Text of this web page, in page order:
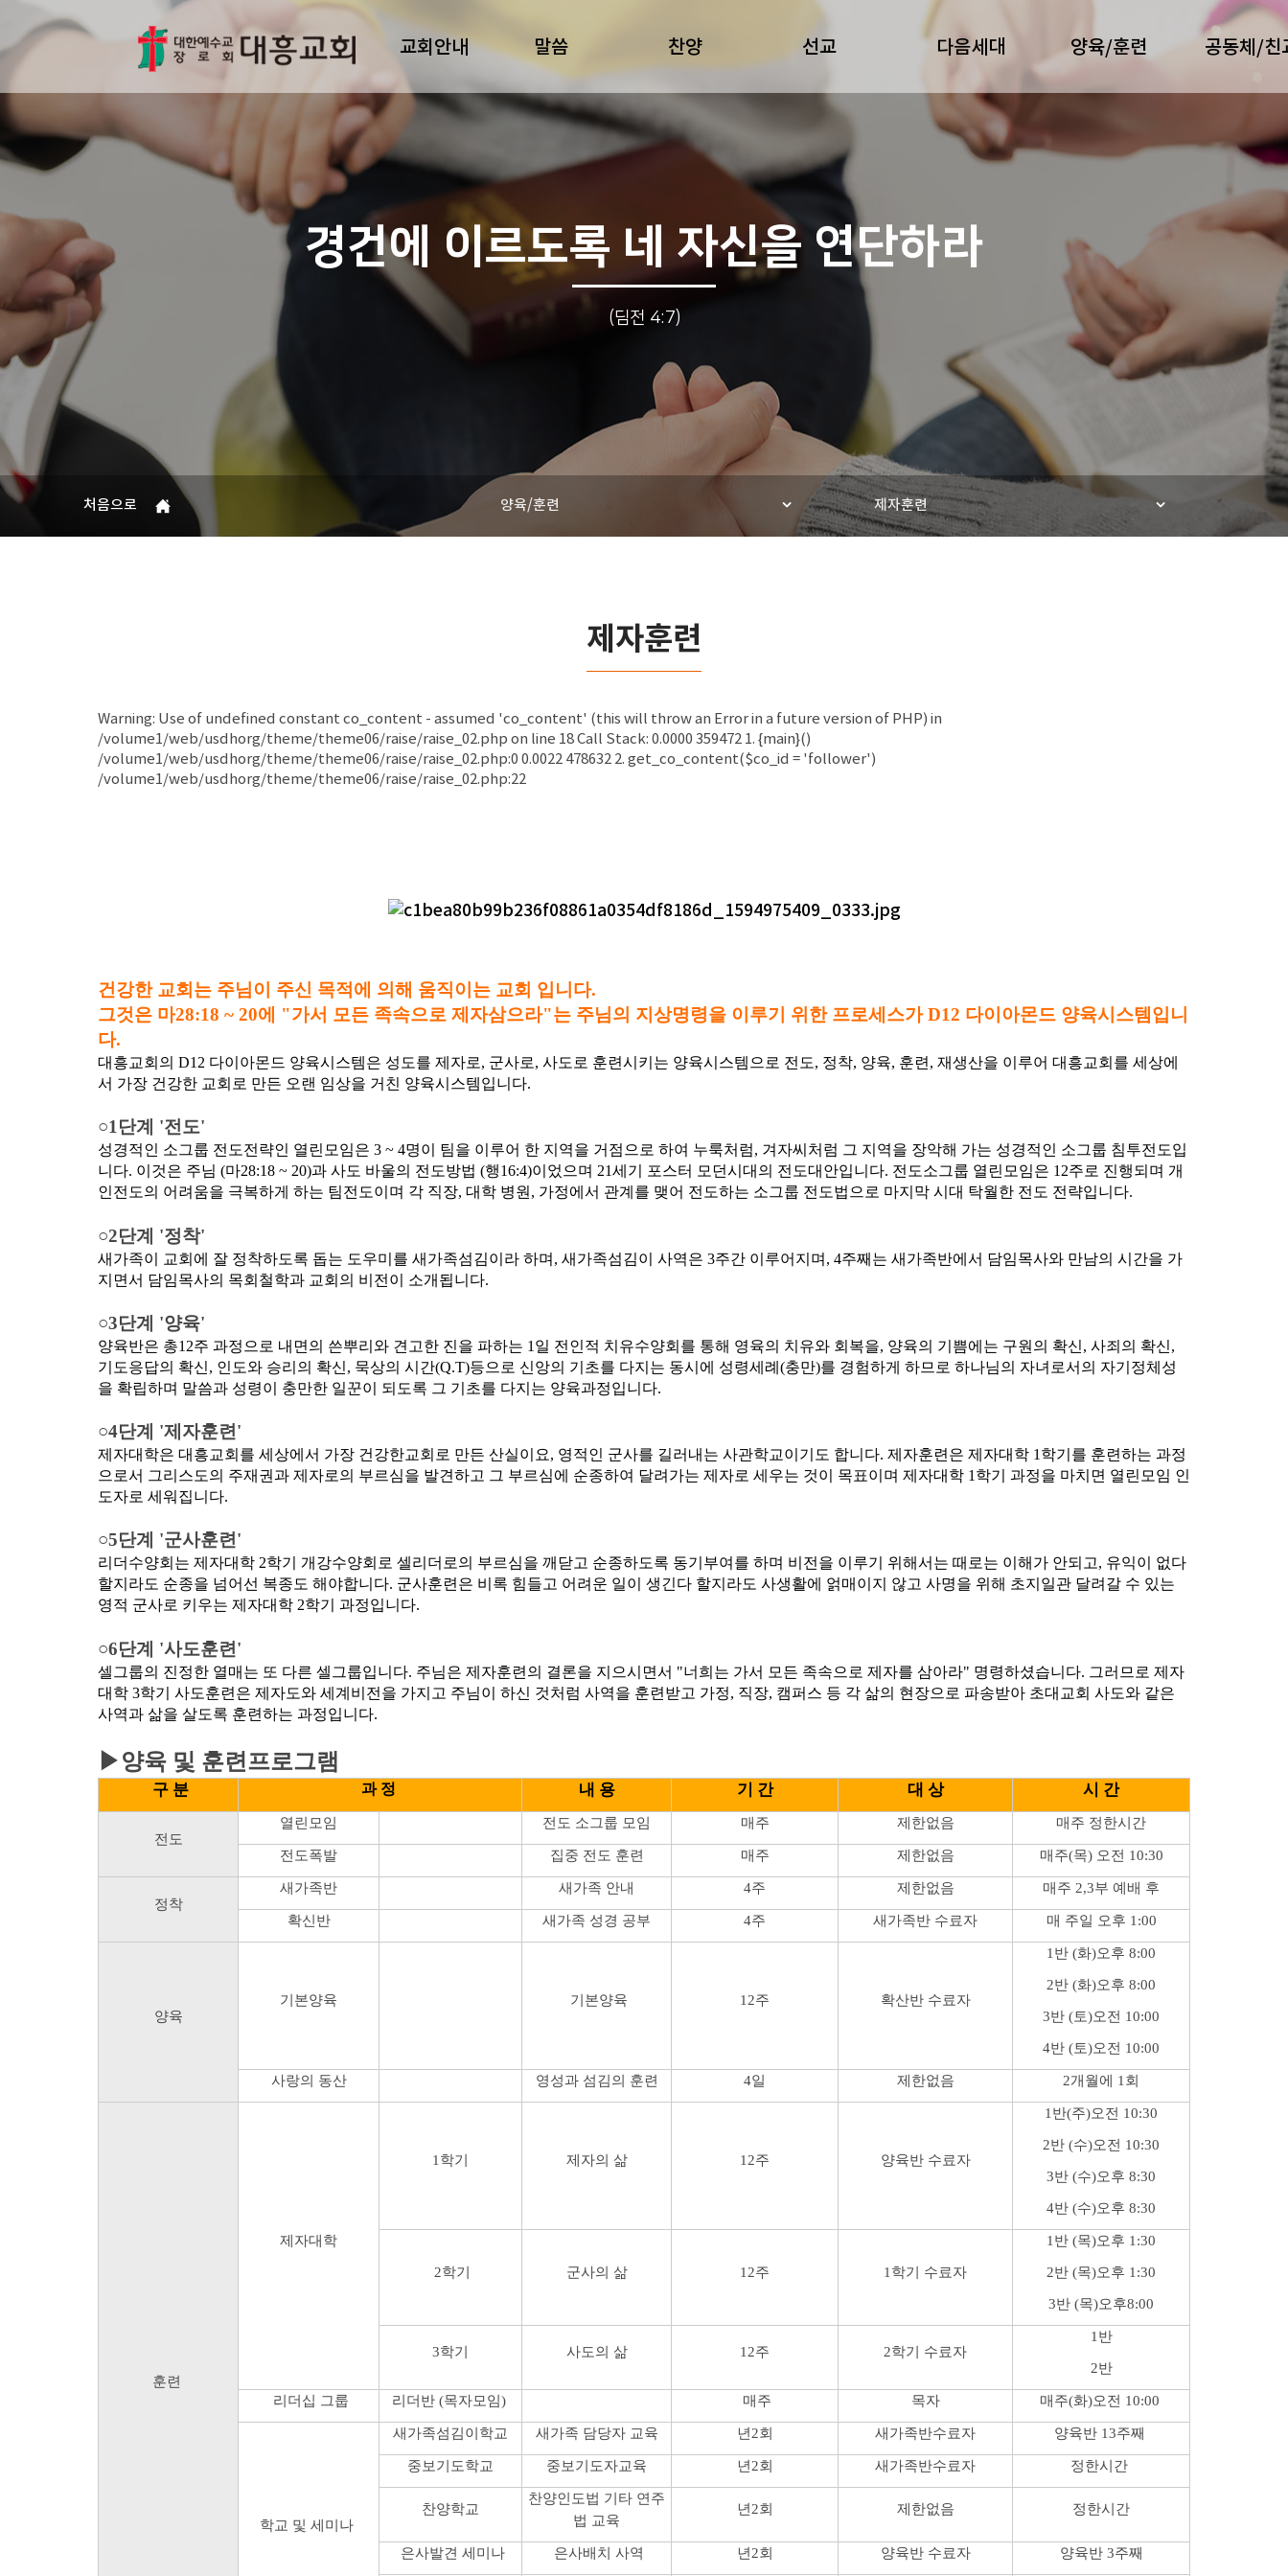
교회안내 말씀 찬양 선교 다음세대 양육/훈련 공동체/친
경건에 이르도록 네 자신을 연단하라
(딤전 4:7)
처음으로 양육/훈련 제자훈련
제자훈련
Warning: Use of undefined constant co_content - assumed 'co_content' (this will throw an Error in a future version of PHP) in
/volume1/web/usdhorg/theme/theme06/raise/raise_02.php on line 18 Call Stack: 0.0000 359472 1. {main}()
/volume1/web/usdhorg/theme/theme06/raise/raise_02.php:0 0.0022 478632 2. get_co_content($co_id = 'follower')
/volume1/web/usdhorg/theme/theme06/raise/raise_02.php:22
건강한 교회는 주님이 주신 목적에 의해 움직이는 교회 입니다.
그것은 마28:18 ~ 20에 "가서 모든 족속으로 제자삼으라"는 주님의 지상명령을 이루기 위한 프로세스가 D12 다이아몬드 양육시스템입니
다.
대흥교회의 D12 다이아몬드 양육시스템은 성도를 제자로, 군사로, 사도로 훈련시키는 양육시스템으로 전도, 정착, 양육, 훈련, 재생산을 이루어 대흥교회를 세상에
서 가장 건강한 교회로 만든 오랜 임상을 거친 양육시스템입니다.
○1단계 '전도'
성경적인 소그룹 전도전략인 열린모임은 3 ~ 4명이 팀을 이루어 한 지역을 거점으로 하여 누룩처럼, 겨자씨처럼 그 지역을 장악해 가는 성경적인 소그룹 침투전도입
니다. 이것은 주님 (마28:18 ~ 20)과 사도 바울의 전도방법 (행16:4)이었으며 21세기 포스터 모던시대의 전도대안입니다. 전도소그룹 열린모임은 12주로 진행되며 개
인전도의 어려움을 극복하게 하는 팀전도이며 각 직장, 대학 병원, 가정에서 관계를 맺어 전도하는 소그룹 전도법으로 마지막 시대 탁월한 전도 전략입니다.
○2단계 '정착'
새가족이 교회에 잘 정착하도록 돕는 도우미를 새가족섬김이라 하며, 새가족섬김이 사역은 3주간 이루어지며, 4주째는 새가족반에서 담임목사와 만남의 시간을 가
지면서 담임목사의 목회철학과 교회의 비전이 소개됩니다.
○3단계 '양육'
양육반은 총12주 과정으로 내면의 쓴뿌리와 견고한 진을 파하는 1일 전인적 치유수양회를 통해 영육의 치유와 회복을, 양육의 기쁨에는 구원의 확신, 사죄의 확신,
기도응답의 확신, 인도와 승리의 확신, 묵상의 시간(Q.T)등으로 신앙의 기초를 다지는 동시에 성령세례(충만)를 경험하게 하므로 하나님의 자녀로서의 자기정체성
을 확립하며 말씀과 성령이 충만한 일꾼이 되도록 그 기초를 다지는 양육과정입니다.
○4단계 '제자훈련'
제자대학은 대흥교회를 세상에서 가장 건강한교회로 만든 산실이요, 영적인 군사를 길러내는 사관학교이기도 합니다. 제자훈련은 제자대학 1학기를 훈련하는 과정
으로서 그리스도의 주재권과 제자로의 부르심을 발견하고 그 부르심에 순종하여 달려가는 제자로 세우는 것이 목표이며 제자대학 1학기 과정을 마치면 열린모임 인
도자로 세워집니다.
○5단계 '군사훈련'
리더수양회는 제자대학 2학기 개강수양회로 셀리더로의 부르심을 깨닫고 순종하도록 동기부여를 하며 비전을 이루기 위해서는 때로는 이해가 안되고, 유익이 없다
할지라도 순종을 넘어선 복종도 해야합니다. 군사훈련은 비록 힘들고 어려운 일이 생긴다 할지라도 사생활에 얽매이지 않고 사명을 위해 초지일관 달려갈 수 있는
영적 군사로 키우는 제자대학 2학기 과정입니다.
○6단계 '사도훈련'
셀그룹의 진정한 열매는 또 다른 셀그룹입니다. 주님은 제자훈련의 결론을 지으시면서 "너희는 가서 모든 족속으로 제자를 삼아라" 명령하셨습니다. 그러므로 제자
대학 3학기 사도훈련은 제자도와 세계비전을 가지고 주님이 하신 것처럼 사역을 훈련받고 가정, 직장, 캠퍼스 등 각 삶의 현장으로 파송받아 초대교회 사도와 같은
사역과 삶을 살도록 훈련하는 과정입니다.
▶양육 및 훈련프로그램
구 분 과 정 내 용 기 간 대 상 시 간
전도
열린모임 전도 소그룹 모임 매주 제한없음 매주 정한시간
전도폭발 집중 전도 훈련 매주 제한없음 매주(목) 오전 10:30
정착
새가족반 새가족 안내 4주 제한없음 매주 2,3부 예배 후
확신반 새가족 성경 공부 4주 새가족반 수료자 매 주일 오후 1:00
양육
기본양육 기본양육 12주 확산반 수료자
1반 (화)오후 8:00
2반 (화)오후 8:00
3반 (토)오전 10:00
4반 (토)오전 10:00
사랑의 동산 영성과 섬김의 훈련 4일 제한없음 2개월에 1회
훈련
제자대학
1학기 제자의 삶 12주 양육반 수료자
1반(주)오전 10:30
2반 (수)오전 10:30
3반 (수)오후 8:30
4반 (수)오후 8:30
2학기 군사의 삶 12주 1학기 수료자
1반 (목)오후 1:30
2반 (목)오후 1:30
3반 (목)오후8:00
3학기 사도의 삶 12주 2학기 수료자
1반
2반
리더십 그룹 리더반 (목자모임) 매주 목자 매주(화)오전 10:00
학교 및 세미나
새가족섬김이학교 새가족 담당자 교육 년2회 새가족반수료자 양육반 13주째
중보기도학교 중보기도자교육 년2회 새가족반수료자 정한시간
찬양학교
찬양인도법 기타 연주
법 교육
년2회 제한없음 정한시간
은사발견 세미나 은사배치 사역 년2회 양육반 수료자 양육반 3주째